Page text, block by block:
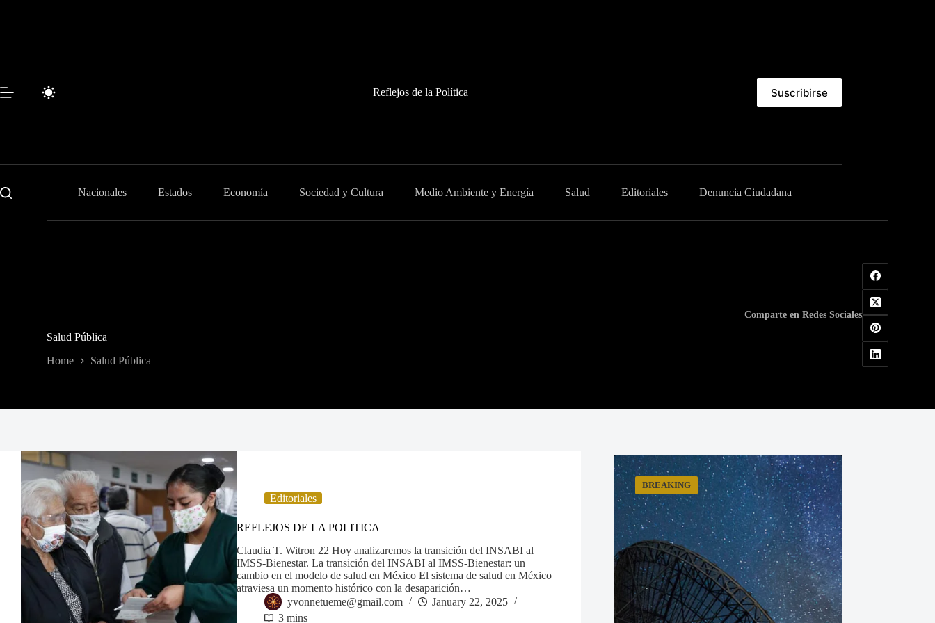
Reflejos de la Política Suscribirse
Nacionales Estados Economía Sociedad y Cultura Medio Ambiente y Energía Salud Editoriales Denuncia Ciudadana
Salud Pública
Home Salud Pública
Comparte en Redes Sociales
Editoriales
REFLEJOS DE LA POLITICA
Claudia T. Witron 22 Hoy analizaremos la transición del INSABI al
IMSS-Bienestar. La transición del INSABI al IMSS-Bienestar: un
cambio en el modelo de salud en México El sistema de salud en México
atraviesa un momento histórico con la desaparición…
yvonnetueme@gmail.com
January 22, 2025
3 mins
BREAKING